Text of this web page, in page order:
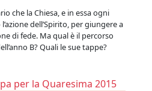
che la Chiesa, e in essa ogni
dell’Spirito, per giungere a
di fede. Ma qual è il percorso
B? Quali le sue tappe?
per la Quaresima 2015